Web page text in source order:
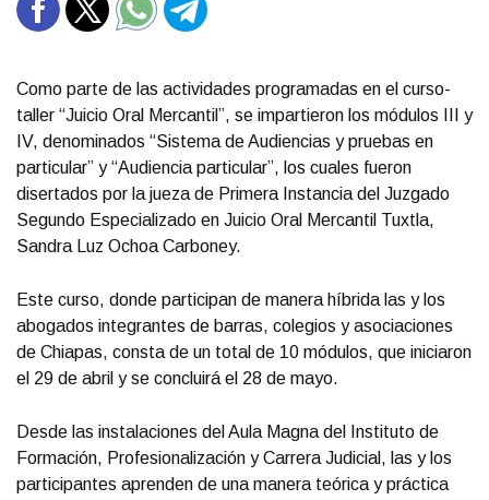
Como parte de las actividades programadas en el curso-
taller “Juicio Oral Mercantil”, se impartieron los módulos III y
IV, denominados “Sistema de Audiencias y pruebas en
particular” y “Audiencia particular”, los cuales fueron
disertados por la jueza de Primera Instancia del Juzgado
Segundo Especializado en Juicio Oral Mercantil Tuxtla,
Sandra Luz Ochoa Carboney.
Este curso, donde participan de manera híbrida las y los
abogados integrantes de barras, colegios y asociaciones
de Chiapas, consta de un total de 10 módulos, que iniciaron
el 29 de abril y se concluirá el 28 de mayo.
Desde las instalaciones del Aula Magna del Instituto de
Formación, Profesionalización y Carrera Judicial, las y los
participantes aprenden de una manera teórica y práctica